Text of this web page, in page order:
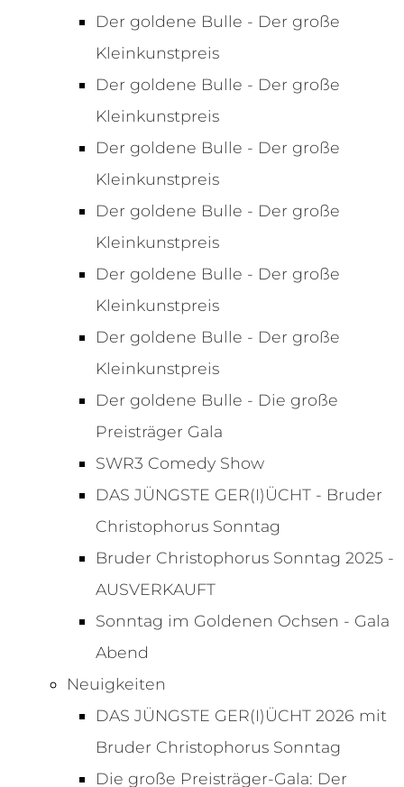
Der goldene Bulle - Der große
Kleinkunstpreis
Der goldene Bulle - Der große
Kleinkunstpreis
Der goldene Bulle - Der große
Kleinkunstpreis
Der goldene Bulle - Der große
Kleinkunstpreis
Der goldene Bulle - Der große
Kleinkunstpreis
Der goldene Bulle - Der große
Kleinkunstpreis
Der goldene Bulle - Die große
Preisträger Gala
SWR3 Comedy Show
DAS JÜNGSTE GER(I)ÜCHT - Bruder
Christophorus Sonntag
Bruder Christophorus Sonntag 2025 -
AUSVERKAUFT
Sonntag im Goldenen Ochsen - Gala
Abend
Neuigkeiten
DAS JÜNGSTE GER(I)ÜCHT 2026 mit
Bruder Christophorus Sonntag
Die große Preisträger-Gala: Der